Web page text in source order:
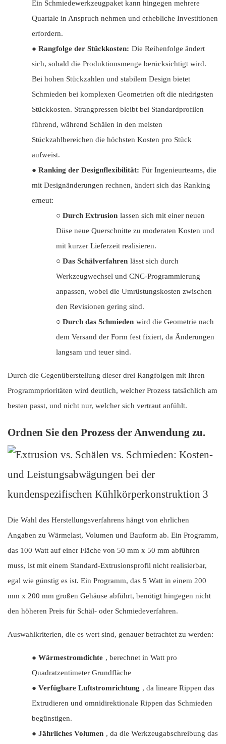
Ein Schmiedewerkzeugpaket kann hingegen mehrere
Quartale in Anspruch nehmen und erhebliche Investitionen
erfordern.
● Rangfolge der Stückkosten: Die Reihenfolge ändert
sich, sobald die Produktionsmenge berücksichtigt wird.
Bei hohen Stückzahlen und stabilem Design bietet
Schmieden bei komplexen Geometrien oft die niedrigsten
Stückkosten. Strangpressen bleibt bei Standardprofilen
führend, während Schälen in den meisten
Stückzahlbereichen die höchsten Kosten pro Stück
aufweist.
● Ranking der Designflexibilität: Für Ingenieurteams, die
mit Designänderungen rechnen, ändert sich das Ranking
erneut:
○ Durch Extrusion lassen sich mit einer neuen
Düse neue Querschnitte zu moderaten Kosten und
mit kurzer Lieferzeit realisieren.
○ Das Schälverfahren lässt sich durch
Werkzeugwechsel und CNC-Programmierung
anpassen, wobei die Umrüstungskosten zwischen
den Revisionen gering sind.
○ Durch das Schmieden wird die Geometrie nach
dem Versand der Form fest fixiert, da Änderungen
langsam und teuer sind.
Durch die Gegenüberstellung dieser drei Rangfolgen mit Ihren
Programmprioritäten wird deutlich, welcher Prozess tatsächlich am
besten passt, und nicht nur, welcher sich vertraut anfühlt.
Ordnen Sie den Prozess der Anwendung zu.
Die Wahl des Herstellungsverfahrens hängt von ehrlichen
Angaben zu Wärmelast, Volumen und Bauform ab. Ein Programm,
das 100 Watt auf einer Fläche von 50 mm x 50 mm abführen
muss, ist mit einem Standard-Extrusionsprofil nicht realisierbar,
egal wie günstig es ist. Ein Programm, das 5 Watt in einem 200
mm x 200 mm großen Gehäuse abführt, benötigt hingegen nicht
den höheren Preis für Schäl- oder Schmiedeverfahren.
Auswahlkriterien, die es wert sind, genauer betrachtet zu werden:
● Wärmestromdichte , berechnet in Watt pro
Quadratzentimeter Grundfläche
● Verfügbare Luftstromrichtung , da lineare Rippen das
Extrudieren und omnidirektionale Rippen das Schmieden
begünstigen.
● Jährliches Volumen , da die Werkzeugabschreibung das